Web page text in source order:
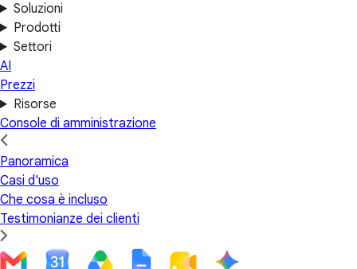
Soluzioni
Prodotti
Settori
AI
Prezzi
Risorse
Console di amministrazione
Panoramica
Casi d'uso
Che cosa è incluso
Testimonianze dei clienti